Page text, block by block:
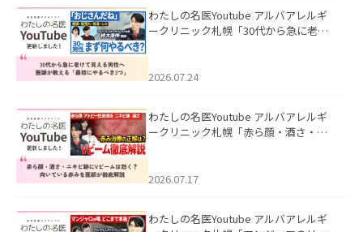
わたしの名医Youtube アルバアレルギ
ークリニック札幌「30代から急に老け
た。
2026.07.24
わたしの名医Youtube アルバアレルギ
ークリニック札幌「赤ら顔・酒さ・ニ
した。
2026.07.17
わたしの名医Youtube アルバアレルギ